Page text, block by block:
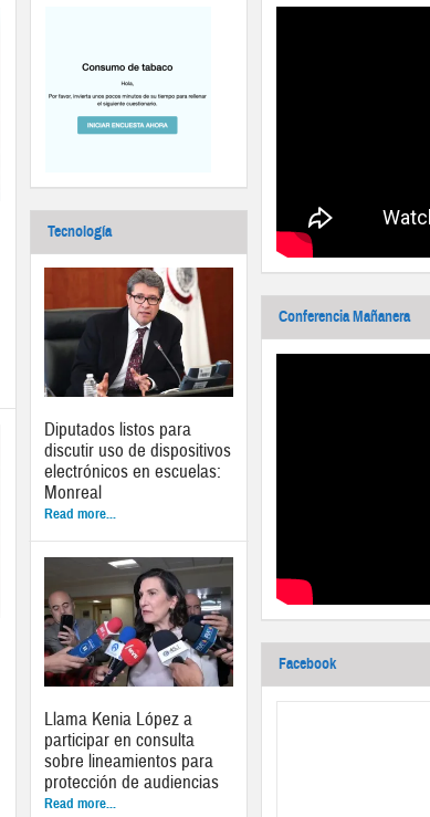
Tecnología
Diputados listos para
discutir uso de dispositivos
electrónicos en escuelas:
Monreal
Read more...
Llama Kenia López a
participar en consulta
sobre lineamientos para
protección de audiencias
Read more...
Conferencia Mañanera
Facebook